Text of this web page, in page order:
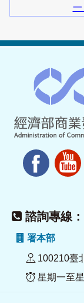
諮詢專線
署本部
100210臺
星期一至